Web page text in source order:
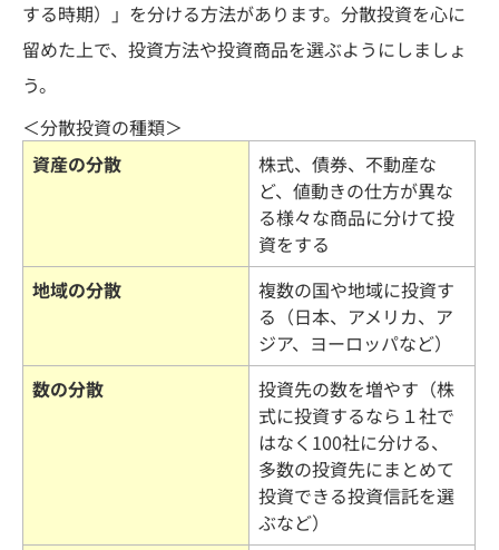
する時期）」を分ける方法があります。分散投資を心に
留めた上で、投資方法や投資商品を選ぶようにしましょ
う。
＜分散投資の種類＞
資産の分散
株式、債券、不動産な
ど、値動きの仕方が異な
る様々な商品に分けて投
資をする
地域の分散
複数の国や地域に投資す
る（日本、アメリカ、ア
ジア、ヨーロッパなど）
数の分散
投資先の数を増やす（株
式に投資するなら１社で
はなく100社に分ける、
多数の投資先にまとめて
投資できる投資信託を選
ぶなど）